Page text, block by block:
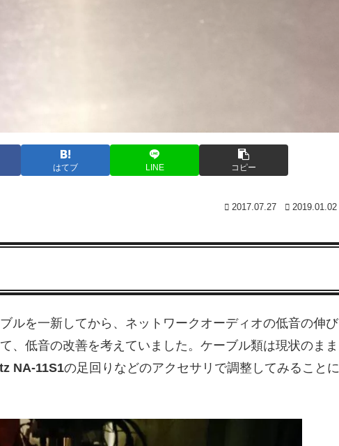
はてブ LINE コピー
2017.07.27 2019.01.02
ルを一新してから、ネットワークオーディオの低音の伸び
、低音の改善を考えていました。ケーブル類は現状のまま
NA-11S1の足回りなどのアクセサリで調整してみることに